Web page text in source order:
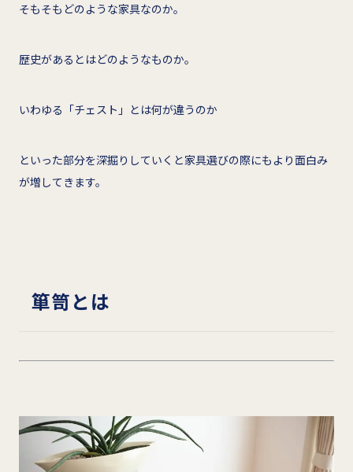
そもそもどのような家具なのか。
歴史があるとはどのようなものか。
いわゆる「チェスト」とは何が違うのか
といった部分を深掘りしていくと家具選びの際にもより面白み
が増してきます。
箪笥とは